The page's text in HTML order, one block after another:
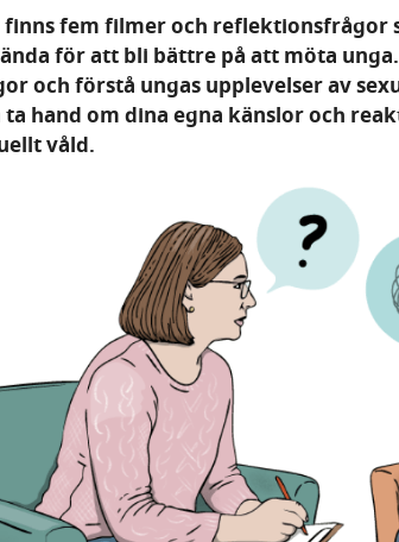
finns fem filmer och reflektionsfrågor
för att bli bättre på att möta
och förstå ungas upplevelser av
ta hand om dina egna känslor och
våld.